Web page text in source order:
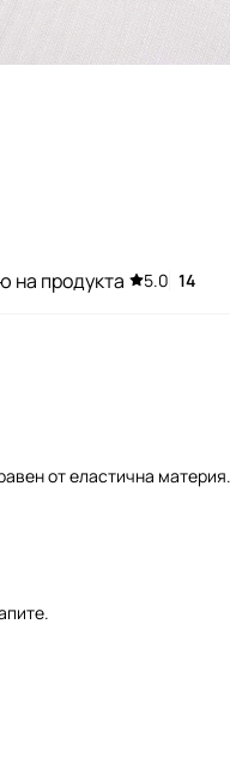
на продукта 5.0 14
от еластична материя.